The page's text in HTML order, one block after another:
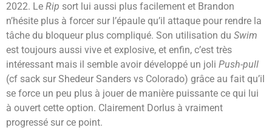
2022. Le Rip sort lui aussi plus facilement et Brandon
n’hésite plus à forcer sur l’épaule qu’il attaque pour rendre la
tâche du bloqueur plus compliqué. Son utilisation du Swim
est toujours aussi vive et explosive, et enfin, c’est très
intéressant mais il semble avoir développé un joli Push-pull
(cf sack sur Shedeur Sanders vs Colorado) grâce au fait qu’il
se force un peu plus à jouer de manière puissante ce qui lui
à ouvert cette option. Clairement Dorlus à vraiment
progressé sur ce point.